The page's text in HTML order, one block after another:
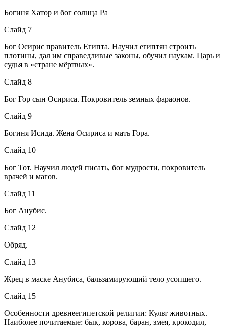
Богиня Хатор и бог солнца Ра
Слайд 7
Бог Осирис правитель Египта. Научил египтян строить
плотины, дал им справедливые законы, обучил наукам. Царь и
судья в «стране мёртвых».
Слайд 8
Бог Гор сын Осириса. Покровитель земных фараонов.
Слайд 9
Богиня Исида. Жена Осириса и мать Гора.
Слайд 10
Бог Тот. Научил людей писать, бог мудрости, покровитель
врачей и магов.
Слайд 11
Бог Анубис.
Слайд 12
Обряд.
Слайд 13
Жрец в маске Анубиса, бальзамирующий тело усопшего.
Слайд 15
Особенности древнеегипетской религии: Культ животных.
Наиболее почитаемые: бык, корова, баран, змея, крокодил,